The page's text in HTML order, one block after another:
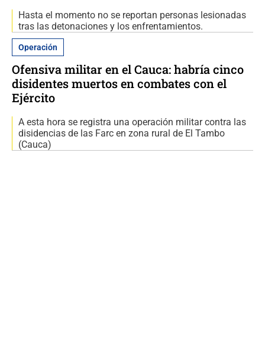
Hasta el momento no se reportan personas lesionadas
tras las detonaciones y los enfrentamientos.
Operación
Ofensiva militar en el Cauca: habría cinco
disidentes muertos en combates con el
Ejército
A esta hora se registra una operación militar contra las
disidencias de las Farc en zona rural de El Tambo
(Cauca)